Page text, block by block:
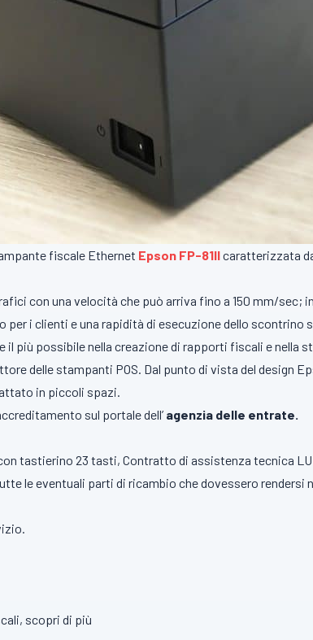
fiscale Ethernet Epson FP-81IIcaratterizzata
con una velocità che può arriva fino a 150 mm/sec;
i clienti e una rapidità di esecuzione dello
più possibile nella creazione di rapporti fiscali e nella
delle stampanti POS. Dal punto di vista del design
in piccoli spazi.
sul portale dell’ agenzia delle entrate.
tastierino 23 tasti, Contratto di assistenza tecnica
le eventuali parti di ricambio che dovessero rendersi
scopri di più